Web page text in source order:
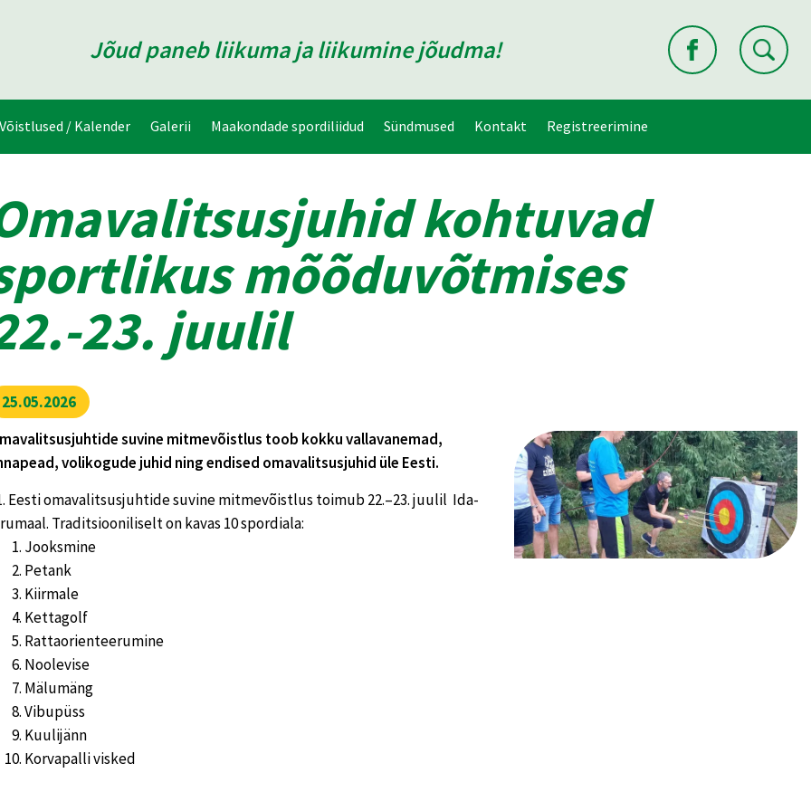
Jõud paneb liikuma ja liikumine jõudma!
Võistlused / Kalender Galerii Maakondade spordiliidud Sündmused Kontakt Registreerimine
kohtuvad
mõõduvõtmises
23. juulil
25.05.2026
suvine mitmevõistlus toob kokku vallavanemad,
volikogude juhid ning endised omavalitsusjuhid üle Eesti.
Eesti omavalitsusjuhtide suvine mitmevõistlus toimub 22.–23. juulil Ida-
Traditsiooniliselt on kavas 10 spordiala:
Jooksmine
Petank
Kiirmale
Kettagolf
Rattaorienteerumine
Noolevise
Mälumäng
Vibupüss
Kuulijänn
Korvapalli visked